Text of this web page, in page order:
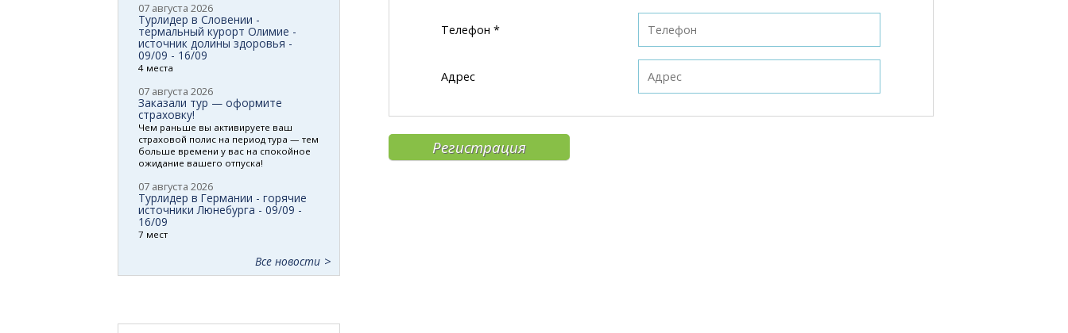
Телефон *
Адрес
07 августа 2026
Турлидер в Словении -
термальный курорт Олимие -
источник долины здоровья -
09/09 - 16/09
4 места
07 августа 2026
Заказали тур — оформите
страховку!
Чем раньше вы активируете ваш
страховой полис на период тура — тем
больше времени у вас на спокойное
ожидание вашего отпуска!
07 августа 2026
Турлидер в Германии - горячие
источники Люнебурга - 09/09 -
16/09
7 мест
Все новости